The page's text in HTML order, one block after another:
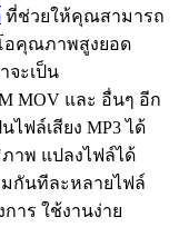
ที่ช่วยให้คุณสามารถ
อคุณภาพสูงยอด
จะเป็น
MOV และ อื่นๆ อีก
ฟล์เสียง MP3 ได้
ภาพ แปลงไฟล์ได้
มกันทีละหลายไฟล์
าร ใช้งานง่าย